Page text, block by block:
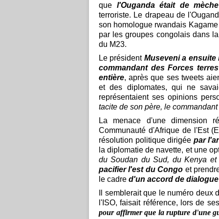
que l'Ouganda était de
terroriste. Le drapeau de
son homologue rwandais
par les groupes congolais dans
du M23.
Le président Museveni a
commandant des Forces
entière, après que ses tweets
et des diplomates, qui ne
représentaient ses opinions
tacite de son père, le
La menace d'une dimension
Communauté d'Afrique de l'Est
résolution politique dirigée par
la diplomatie de navette, et une
du Soudan du Sud, du Kenya
pacifier l'est du Congo et
le cadre d'un accord de
Il semblerait que le numéro
l'ISO, faisait référence, lors de
pour affirmer que la rupture d'une